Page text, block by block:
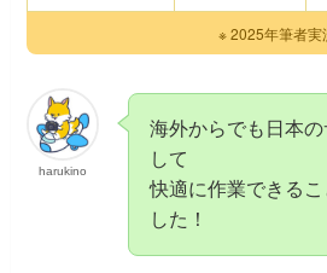
※ 2025年筆者実
harukino
海外からでも日本
して
快適に作業できるこ
した！